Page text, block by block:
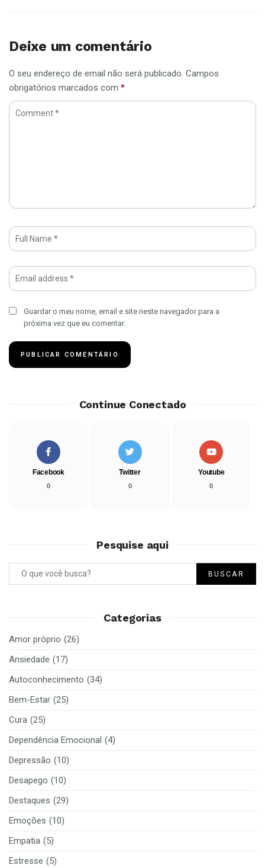
Deixe um comentário
O seu endereço de email não será publicado. Campos
obrigatórios marcados com *
Guardar o meu nome, email e site neste navegador para a
próxima vez que eu comentar.
Continue Conectado
Facebook
0
Twitter
0
Youtube
0
Pesquise aqui
BUSCAR
Categorias
Amor próprio (26)
Ansiedade (17)
Autoconhecimento (34)
Bem-Estar (25)
Cura (25)
Dependência Emocional (4)
Depressão (10)
Desapego (10)
Destaques (29)
Emoções (10)
Empatia (5)
Estresse (5)